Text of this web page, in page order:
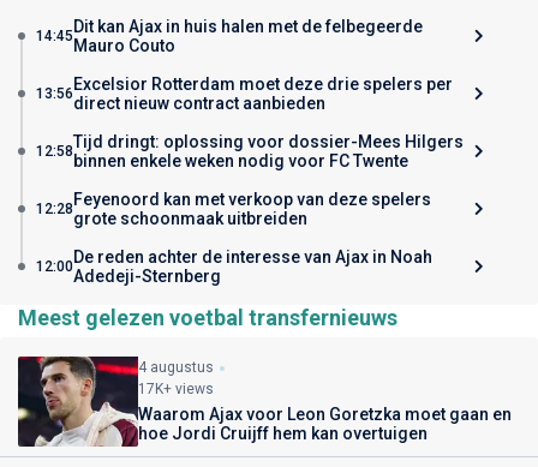
14:45 Dit kan Ajax in huis halen met de felbegeerde
Mauro Couto
13:56 Excelsior Rotterdam moet deze drie spelers per
direct nieuw contract aanbieden
12:58Tijd dringt: oplossing voor dossier-Mees Hilgers
binnen enkele weken nodig voor FC Twente
12:28 Feyenoord kan met verkoop van deze spelers
grote schoonmaak uitbreiden
12:00De reden achter de interesse van Ajax in Noah
Adedeji-Sternberg
Meest gelezen voetbal transfernieuws
4 augustus
17K+ views
Waarom Ajax voor Leon Goretzka moet gaan en
hoe Jordi Cruijff hem kan overtuigen